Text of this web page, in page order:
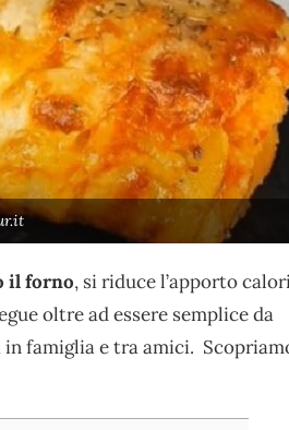
il forno, si riduce l’apporto
oltre ad essere semplice da
in famiglia e tra amici.